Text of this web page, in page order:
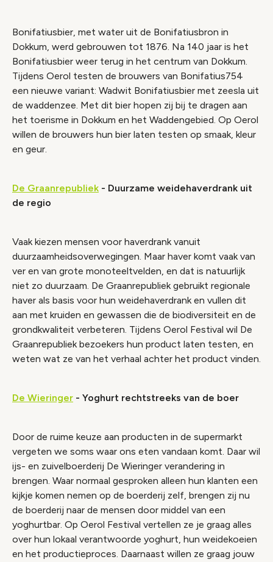
Bonifatiusbier, met water uit de Bonifatiusbron in
Dokkum, werd gebrouwen tot 1876. Na 140 jaar is het
Bonifatiusbier weer terug in het centrum van Dokkum.
Tijdens Oerol testen de brouwers van Bonifatius754
een nieuwe variant: Wadwit Bonifatiusbier met zeesla uit
de waddenzee. Met dit bier hopen zij bij te dragen aan
het toerisme in Dokkum en het Waddengebied. Op Oerol
willen de brouwers hun bier laten testen op smaak, kleur
en geur.
De Graanrepubliek - Duurzame weidehaverdrank uit
de regio
Vaak kiezen mensen voor haverdrank vanuit
duurzaamheidsoverwegingen. Maar haver komt vaak van
ver en van grote monoteeltvelden, en dat is natuurlijk
niet zo duurzaam. De Graanrepubliek gebruikt regionale
haver als basis voor hun weidehaverdrank en vullen dit
aan met kruiden en gewassen die de biodiversiteit en de
grondkwaliteit verbeteren. Tijdens Oerol Festival wil De
Graanrepubliek bezoekers hun product laten testen, en
weten wat ze van het verhaal achter het product vinden.
De Wieringer - Yoghurt rechtstreeks van de boer
Door de ruime keuze aan producten in de supermarkt
vergeten we soms waar ons eten vandaan komt. Daar wil
ijs- en zuivelboerderij De Wieringer verandering in
brengen. Waar normaal gesproken alleen hun klanten een
kijkje komen nemen op de boerderij zelf, brengen zij nu
de boerderij naar de mensen door middel van een
yoghurtbar. Op Oerol Festival vertellen ze je graag alles
over hun lokaal verantwoorde yoghurt, hun weidekoeien
en het productieproces. Daarnaast willen ze graag jouw